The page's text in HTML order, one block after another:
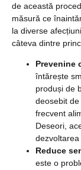
de această
măsură ce
la diverse
câteva dintre
Prevenine
întărește
produși de
deosebit
frecvent
Deseori,
dezvoltarea
Reduce
este o